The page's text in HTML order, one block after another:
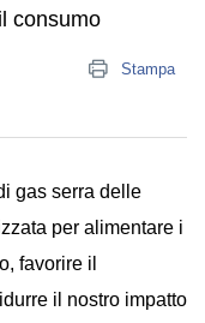
consumo
Stampa
gas serra delle
per alimentare i
favorire il
il nostro impatto